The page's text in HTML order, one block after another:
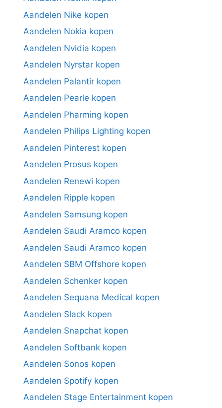
Aandelen Nike kopen
Aandelen Nokia kopen
Aandelen Nvidia kopen
Aandelen Nyrstar kopen
Aandelen Palantir kopen
Aandelen Pearle kopen
Aandelen Pharming kopen
Aandelen Philips Lighting kopen
Aandelen Pinterest kopen
Aandelen Prosus kopen
Aandelen Renewi kopen
Aandelen Ripple kopen
Aandelen Samsung kopen
Aandelen Saudi Aramco kopen
Aandelen Saudi Aramco kopen
Aandelen SBM Offshore kopen
Aandelen Schenker kopen
Aandelen Sequana Medical kopen
Aandelen Slack kopen
Aandelen Snapchat kopen
Aandelen Softbank kopen
Aandelen Sonos kopen
Aandelen Spotify kopen
Aandelen Stage Entertainment kopen